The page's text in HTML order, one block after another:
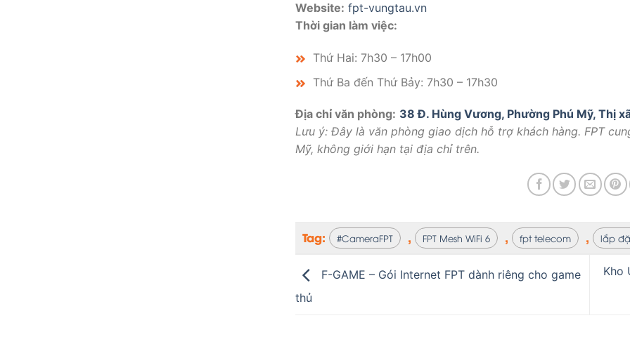
Website: fpt-vungtau.vn
Thời gian làm việc:
Thứ Hai: 7h30 – 17h00
Thứ Ba đến Thứ Bảy: 7h30 – 17h30
Địa chỉ văn phòng: 38 Đ. Hùng Vương, Phường Phú Mỹ, Thị
Lưu ý: Đây là văn phòng giao dịch hỗ trợ khách hàng. FPT
Mỹ, không giới hạn tại địa chỉ trên.
Tag: #CameraFPT , FPT Mesh WiFi 6 , fpt telecom , lắp
F-GAME – Gói Internet FPT dành riêng cho game
thủ
Kho